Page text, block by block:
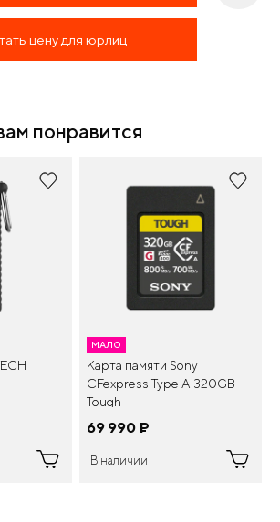
цену для юрлиц
понравится
МАЛО
Карта памяти Sony
CFexpress Type A 320GB
Tough
69 990 ¤
В наличии